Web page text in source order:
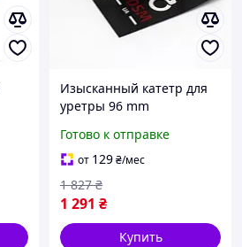
Изысканный катетр для
уретры 96 mm
секс-шоп
Готово к отправке
от 129₴/мес
1 291 ₴
1 827 ₴
Купить